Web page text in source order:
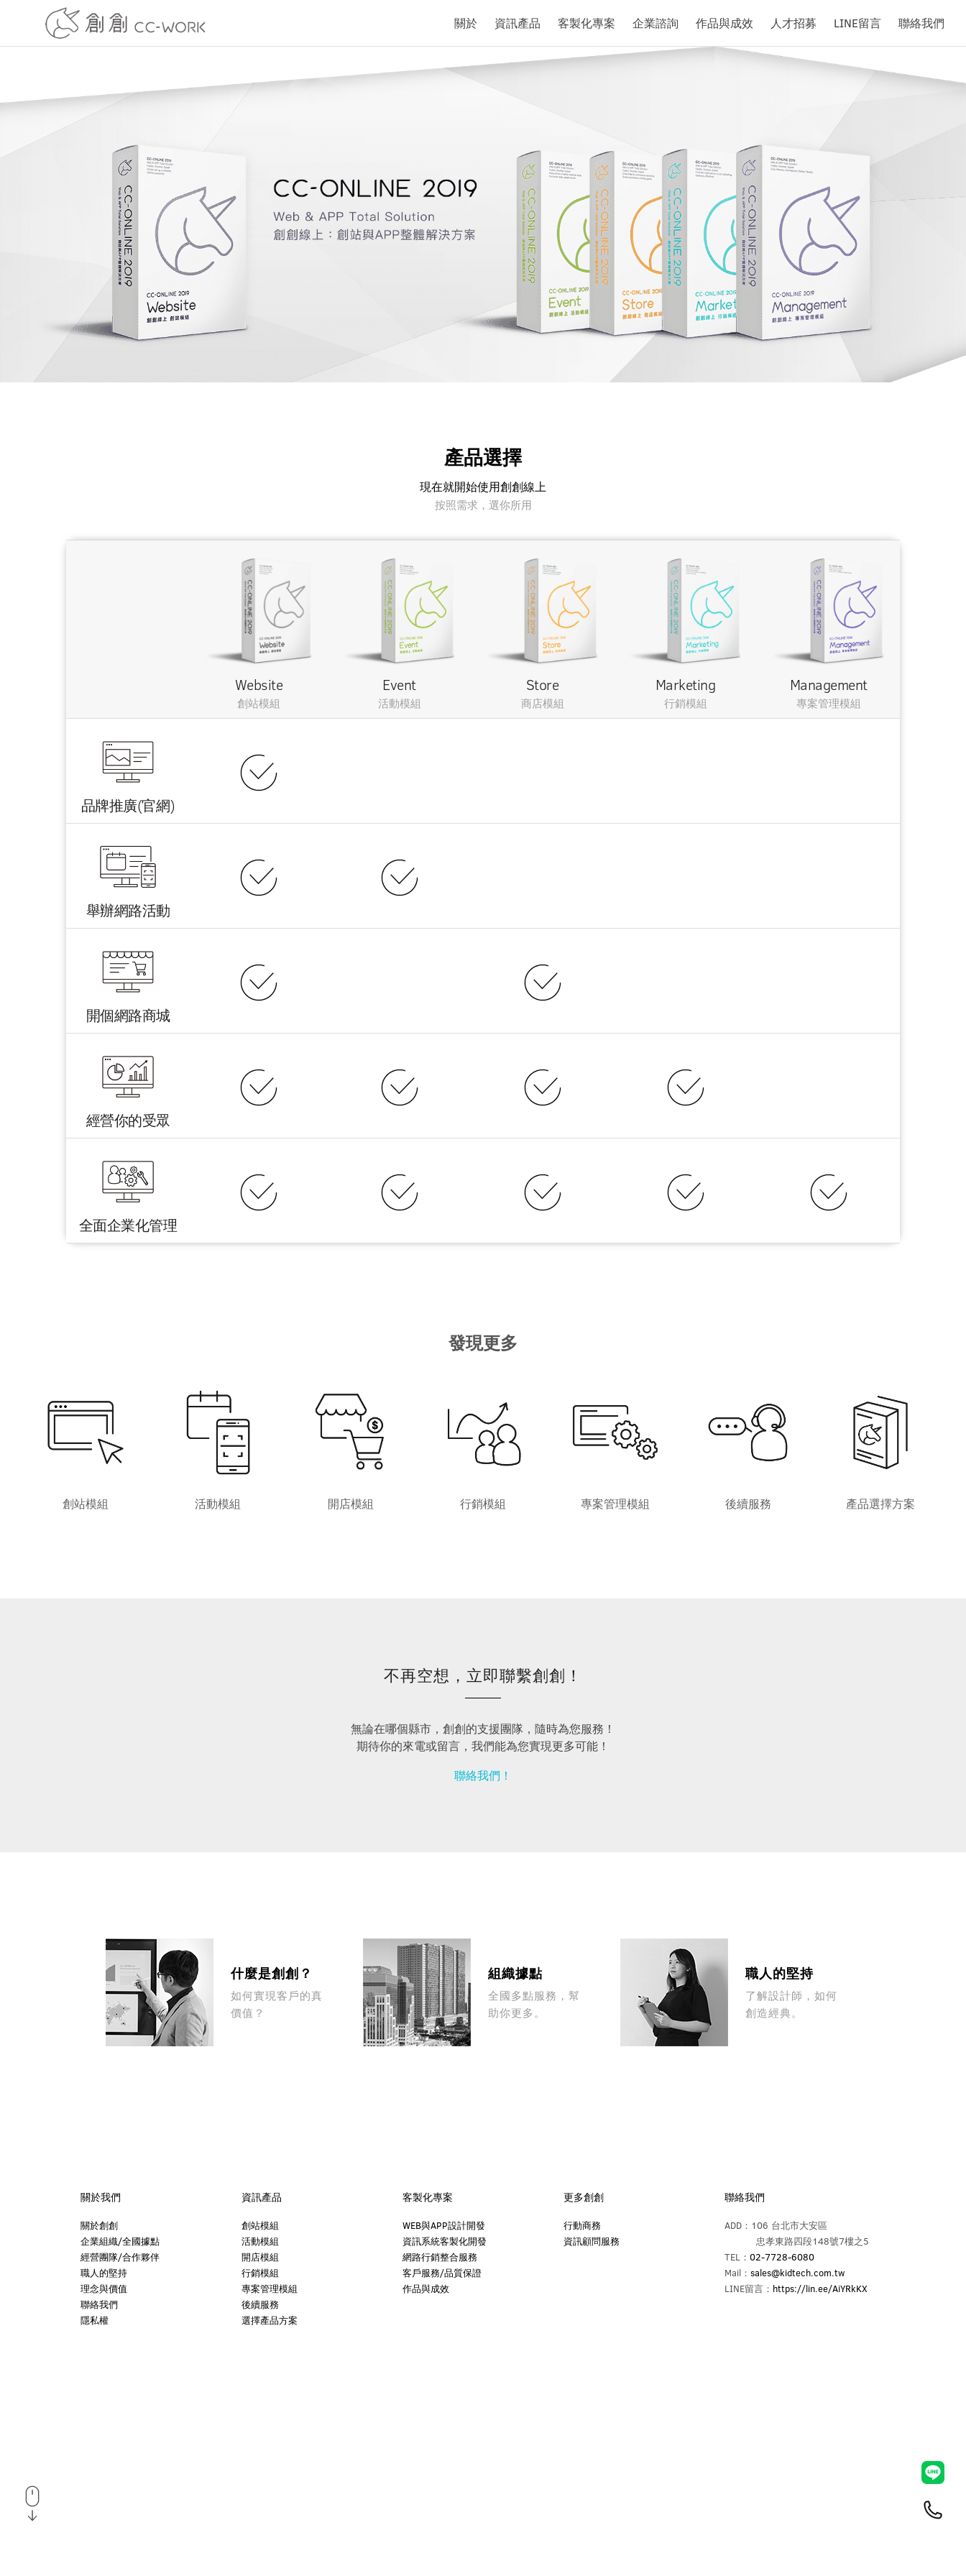
關於 資訊產品 客製化專案 企業諮詢 作品與成效 人才招募 LINE留言 聯絡我們
產品選擇
現在就開始使用創創線上
按照需求，選你所用
Website
創站模組
Event
活動模組
Store
商店模組
Marketing
行銷模組
Management
專案管理模組
品牌推廣(官網)
舉辦網路活動
開個網路商城
經營你的受眾
全面企業化管理
發現更多
創站模組 活動模組 開店模組 行銷模組 專案管理模組 後續服務 產品選擇方案
不再空想，立即聯繫創創！
無論在哪個縣市，創創的支援團隊，隨時為您服務！
期待你的來電或留言，我們能為您實現更多可能！
聯絡我們！
什麼是創創？
如何實現客戶的真
價值？
組織據點
全國多點服務，幫
助你更多。
職人的堅持
了解設計師，如何
創造經典。
關於我們
關於創創
企業組織/全國據點
經營團隊/合作夥伴
職人的堅持
理念與價值
聯絡我們
隱私權
資訊產品
創站模組
活動模組
開店模組
行銷模組
專案管理模組
後續服務
選擇產品方案
客製化專案
WEB與APP設計開發
資訊系統客製化開發
網路行銷整合服務
客戶服務/品質保證
作品與成效
更多創創
行動商務
資訊顧問服務
聯絡我們
ADD：106 台北市大安區
忠孝東路四段148號7樓之5
TEL： 02-7728-6080
Mail： sales@kidtech.com.tw
LINE留言： https://lin.ee/AiYRkKX